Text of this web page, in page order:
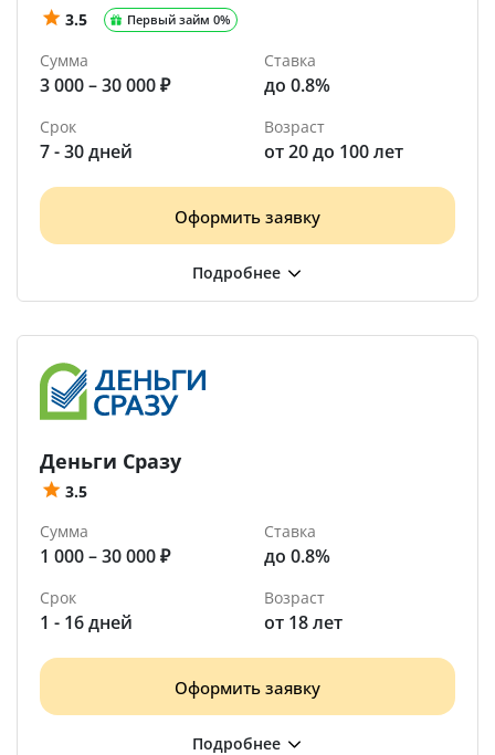
3.5 Первый займ 0%
Сумма
3 000 – 30 000 ₽
Ставка
до 0.8%
Срок
7 - 30 дней
Возраст
от 20 до 100 лет
Оформить заявку
Деньги Сразу
3.5
Сумма
1 000 – 30 000 ₽
Ставка
до 0.8%
Срок
1 - 16 дней
Возраст
от 18 лет
Оформить заявку